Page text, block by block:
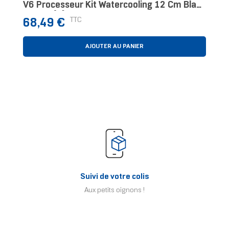
V6 Processeur Kit Watercooling 12 Cm Blanc
Prix
68,49 € TTC
AJOUTER AU PANIER
Suivi de votre colis
Aux petits oignons !